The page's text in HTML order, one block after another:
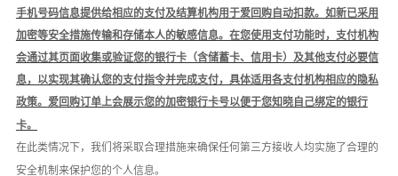
手机号码信息提供给相应的支付及结算机构用于爱回购自动扣款。如新已采用
加密等安全措施传输和存储本人的敏感信息。 在您使用支付功能时，支付机构
会通过其页面收集或验证您的银行卡（含储蓄卡、信用卡）及其他支付必要信
息，以实现其确认您的支付指令并完成支付，具体适用各支付机构相应的隐私
政策。 爱回购订单上会展示您的加密银行卡号以便于您知晓自己绑定的银行
卡。
在此类情况下，我们将采取合理措施来确保任何第三方接收人均实施了合理的
安全机制来保护您的个人信息。